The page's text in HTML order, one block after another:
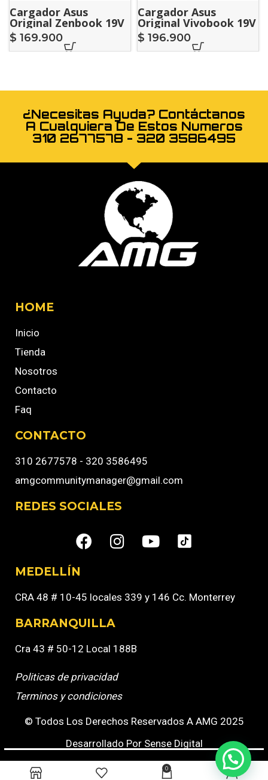
Cargador Asus
Original Zenbook 19V
A 2A
$ 169.900
Cargador Asus
Original Vivobook 19V
A 2A
$ 196.900
¿Necesitas Ayuda? Contáctanos
A Cualquiera De Estos Numeros
310 2677578 - 320 3586495
HOME
Inicio
Tienda
Nosotros
Contacto
Faq
CONTACTO
310 2677578 - 320 3586495
amgcommunitymanager@gmail.com
REDES SOCIALES
MEDELLÍN
CRA 48 # 10-45 locales 339 y 146 Cc. Monterrey
BARRANQUILLA
Cra 43 # 50-12 Local 188B
Politicas de privacidad
Terminos y condiciones
© Todos Los Derechos Reservados A AMG 2025
Desarrollado Por Sense Digital
0